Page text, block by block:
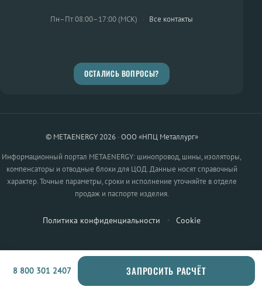
Пн–Пт 08:00–17:00 (МСК) · Все контакты
ОСТАЛИСЬ ВОПРОСЫ?
© METAENERGY 2026 · ООО «НПЦ Металлург»
Информационный портал METAENERGY: шинопровод, шины, изоляторы,
компенсаторы и отводные блоки для ЦОД. Данные носят справочный
характер. Точные параметры, сроки и исполнение уточняйте в отделе
продаж и паспорте изделия.
Политика конфиденциальности · Cookie
8 800 301 2407 ЗАПРОСИТЬ РАСЧЁТ